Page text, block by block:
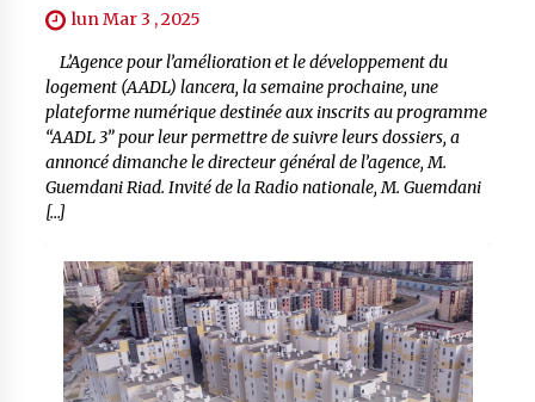
lun Mar 3 , 2025
L’Agence pour l’amélioration et le développement du
logement (AADL) lancera, la semaine prochaine, une
plateforme numérique destinée aux inscrits au programme
“AADL 3” pour leur permettre de suivre leurs dossiers, a
annoncé dimanche le directeur général de l’agence, M.
Guemdani Riad. Invité de la Radio nationale, M. Guemdani
[…]